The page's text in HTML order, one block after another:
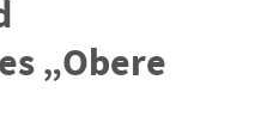
„Obere